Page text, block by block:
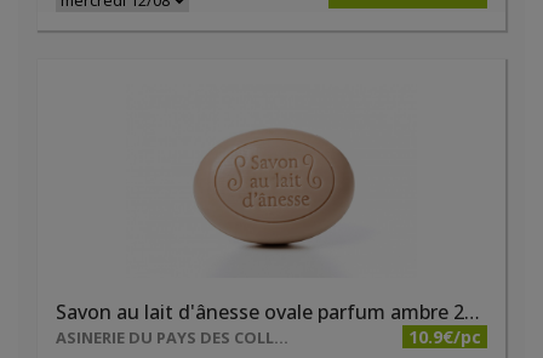
Savon au lait d'ânesse ovale parfum ambre 200g
ASINERIE DU PAYS DES COLLINES SRL 10.9€/pc